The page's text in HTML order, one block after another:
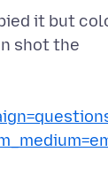
it but
shot the